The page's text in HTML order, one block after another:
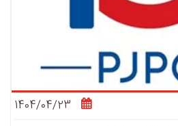
1404/04/23